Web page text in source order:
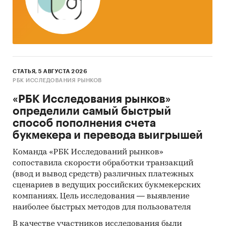
СТАТЬЯ, 5 АВГУСТА 2026
РБК ИССЛЕДОВАНИЯ РЫНКОВ
«РБК Исследования рынков»
определили самый быстрый
способ пополнения счета
букмекера и перевода выигрышей
Команда «РБК Исследований рынков»
сопоставила скорости обработки транзакций
(ввод и вывод средств) различных платежных
сценариев в ведущих российских букмекерских
компаниях. Цель исследования — выявление
наиболее быстрых методов для пользователя
В качестве участников исследования были